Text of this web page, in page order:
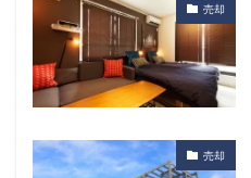
売却
売却